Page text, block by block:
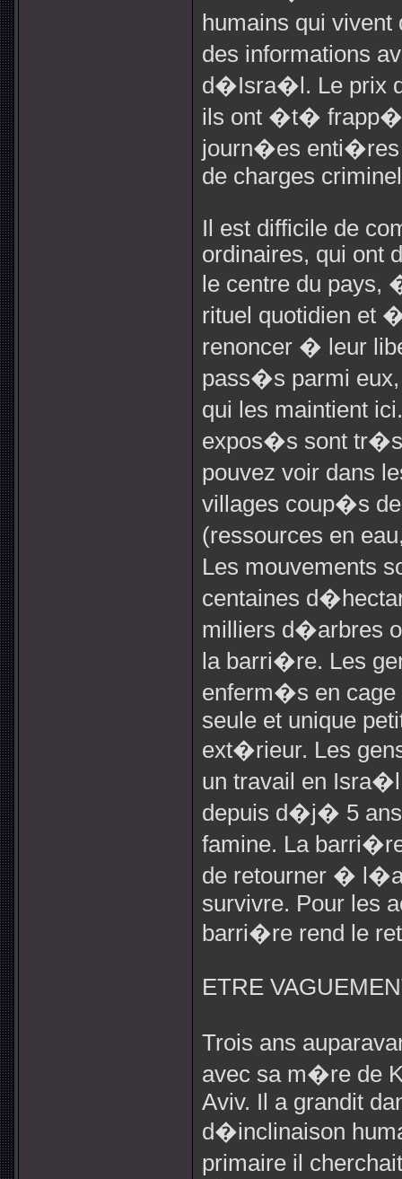
humains qui
des informations
d�Isra�l. Le prix
ils ont �t�
journ�es enti�res
de charges
Il est difficile de
ordinaires, qui ont
le centre du
rituel quotidien et
renoncer � leur
pass�s parmi eux,
qui les maintient
expos�s sont
pouvez voir dans
villages coup�s
(ressources en
Les mouvements
centaines
milliers
la barri�re. Les
enferm�s en
seule et unique
ext�rieur. Les
un travail en
depuis d�j� 5
famine. La
de retourner �
survivre. Pour les
barri�re rend le
ETRE
Trois ans
avec sa m�re de
Aviv. Il a grandit
d�inclinaison
primaire il